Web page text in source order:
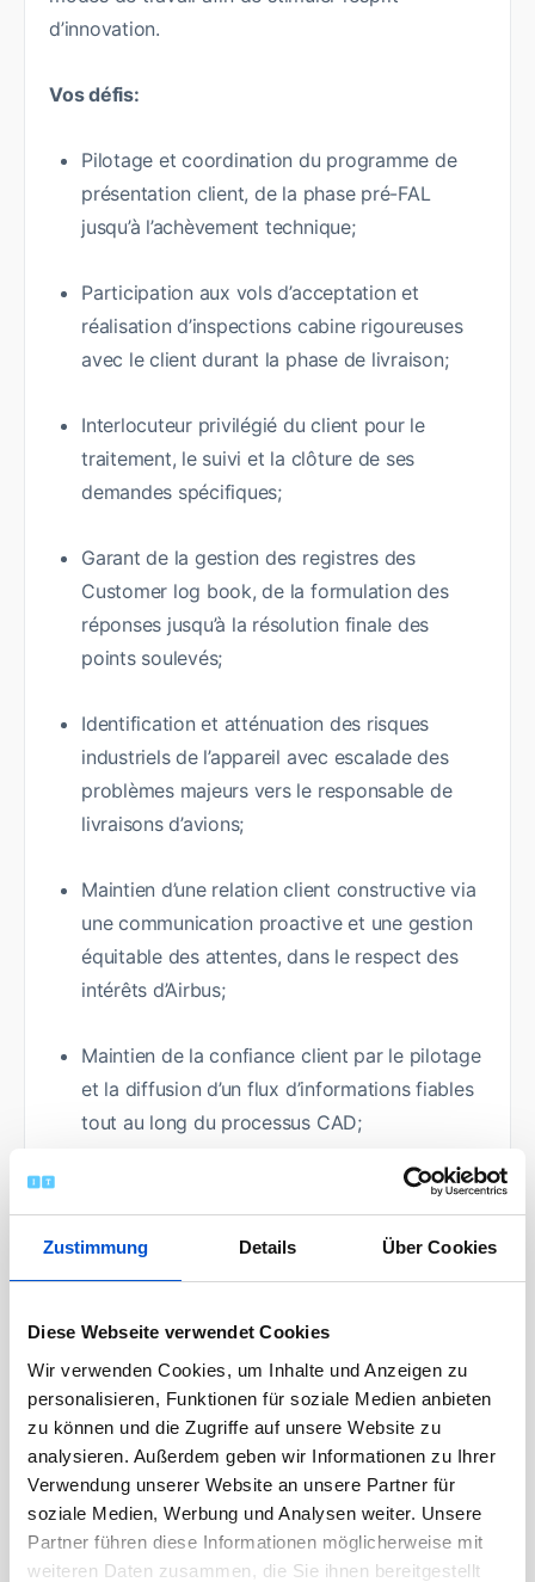
Zustimmung Details Über Cookies
Diese Webseite verwendet Cookies
Wir verwenden Cookies, um Inhalte und Anzeigen zu
personalisieren, Funktionen für soziale Medien anbieten
zu können und die Zugriffe auf unsere Website zu
analysieren. Außerdem geben wir Informationen zu Ihrer
Verwendung unserer Website an unsere Partner für
soziale Medien, Werbung und Analysen weiter. Unsere
Partner führen diese Informationen möglicherweise mit
weiteren Daten zusammen, die Sie ihnen bereitgestellt
d’innovation.
Vos défis:
Pilotage et coordination du programme de
présentation client, de la phase pré-FAL
jusqu’à l’achèvement technique;
Participation aux vols d’acceptation et
réalisation d’inspections cabine rigoureuses
avec le client durant la phase de livraison;
Interlocuteur privilégié du client pour le
traitement, le suivi et la clôture de ses
demandes spécifiques;
Garant de la gestion des registres des
Customer log book, de la formulation des
réponses jusqu’à la résolution finale des
points soulevés;
Identification et atténuation des risques
industriels de l’appareil avec escalade des
problèmes majeurs vers le responsable de
livraisons d’avions;
Maintien d’une relation client constructive via
une communication proactive et une gestion
équitable des attentes, dans le respect des
intérêts d’Airbus;
Maintien de la confiance client par le pilotage
et la diffusion d’un flux d’informations fiables
tout au long du processus CAD;
Animation de la boucle de rétroaction
(feedback loop/ post-mortem) après chaque
livraison pour favoriser l’amélioration
continue;
et le traitement des sondages clients en
collaboration avec l’équipe pluridisciplinaire;
Interface avec le responsable de livraisons
d’avions pour la collecte des données
critiques (spécificités clients, historique des